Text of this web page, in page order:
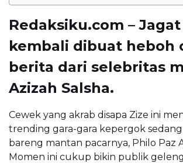
Redaksiku.com – Jagat
kembali dibuat heboh
berita dari selebritas
Azizah Salsha.
Cewek yang akrab disapa Zize ini
trending gara-gara kepergok sedang
bareng mantan pacarnya, Philo Paz
Momen ini cukup bikin publik